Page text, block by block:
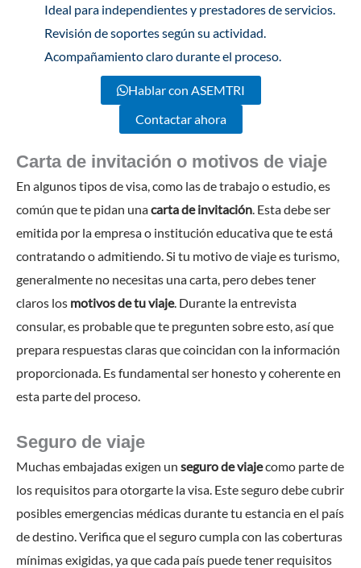
Ideal para independientes y prestadores de servicios.
Revisión de soportes según su actividad.
Acompañamiento claro durante el proceso.
Hablar con ASEMTRI
Contactar ahora
Carta de invitación o motivos de viaje
En algunos tipos de visa, como las de trabajo o estudio, es
común que te pidan unacarta de invitación. Esta debe ser
emitida por la empresa o institución educativa que te está
contratando o admitiendo. Si tu motivo de viaje es turismo,
generalmente no necesitas una carta, pero debes tener
claros los motivos de tu viaje. Durante la entrevista
consular, es probable que te pregunten sobre esto, así que
prepara respuestas claras que coincidan con la información
proporcionada. Es fundamental ser honesto y coherente en
esta parte del proceso.
Seguro de viaje
Muchas embajadas exigen un seguro de viajecomo parte de
los requisitos para otorgarte la visa. Este seguro debe cubrir
posibles emergencias médicas durante tu estancia en el país
de destino. Verifica que el seguro cumpla con las coberturas
mínimas exigidas, ya que cada país puede tener requisitos